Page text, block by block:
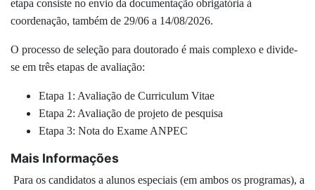
etapa consiste no envio da documentação obrigatória à
coordenação, também de 29/06 a 14/08/2026.
O processo de seleção para doutorado é mais complexo e divide-
se em três etapas de avaliação:
Etapa 1 : Avaliação de Curriculum Vitae
Etapa 2: Avaliação de projeto de pesquisa
Etapa 3: Nota do Exame ANPEC
Mais Informações
Para os candidatos a alunos especiais (em ambos os programas), a